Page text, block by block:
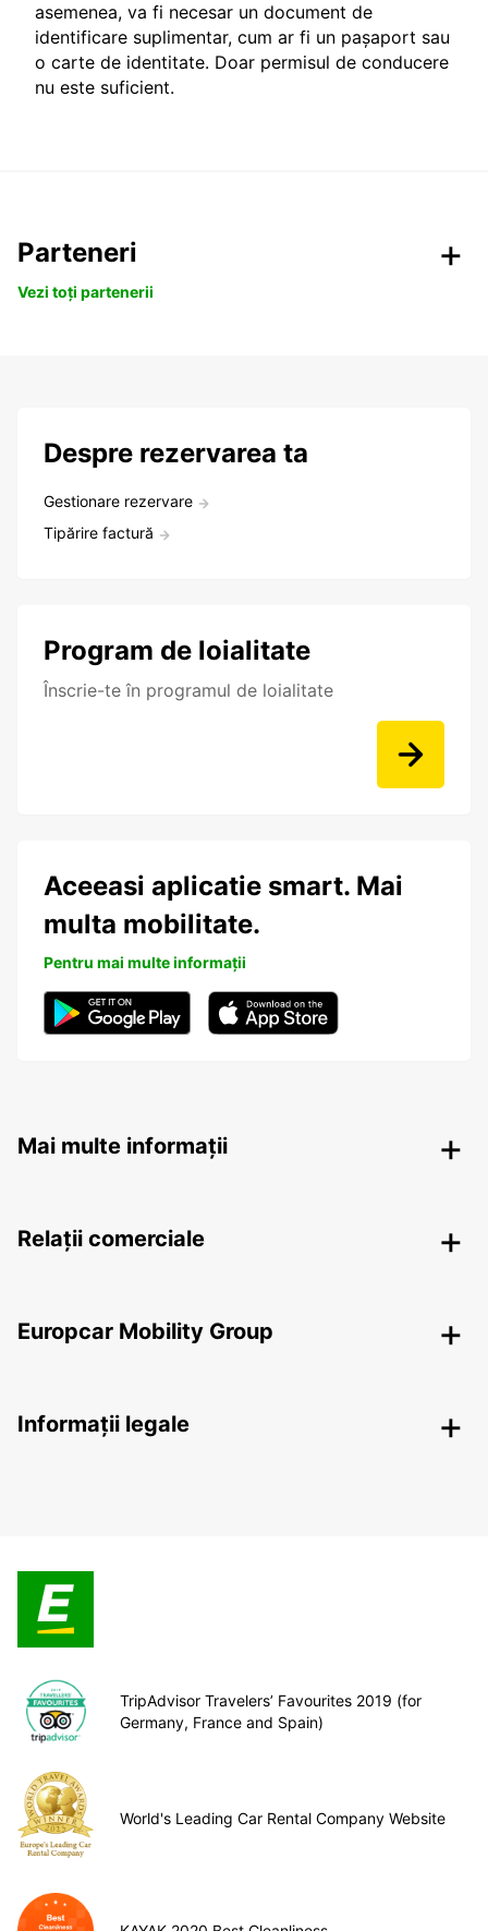
asemenea, va fi necesar un document de
identificare suplimentar, cum ar fi un pașaport sau
o carte de identitate. Doar permisul de conducere
nu este suficient.
Parteneri
Vezi toți partenerii
Despre rezervarea ta
Gestionare rezervare
Tipărire factură
Program de loialitate
Înscrie-te în programul de loialitate
Aceeasi aplicatie smart. Mai
multa mobilitate.
Pentru mai multe informații
Mai multe informații
Relații comerciale
Europcar Mobility Group
Informații legale
TripAdvisor Travelers’ Favourites 2019 (for
Germany, France and Spain)
World's Leading Car Rental Company Website